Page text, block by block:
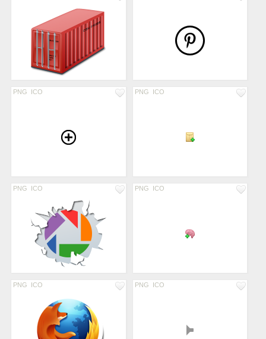
PNG ICO PNG ICO
PNG ICO PNG ICO
PNG ICO PNG ICO